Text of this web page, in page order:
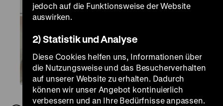
jedoch auf die Funktionsweise der Website
auswirken.
2) Statistik und Analyse
Diese Cookies helfen uns, Informationen über
die Nutzungsweise und das Besucherverhalten
auf unserer Website zu erhalten. Dadurch
können wir unser Angebot kontinuierlich
verbessern und an Ihre Bedürfnisse anpassen.